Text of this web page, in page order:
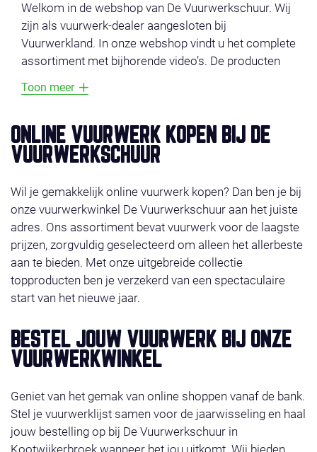
Welkom in de webshop van De Vuurwerkschuur. Wij
zijn als vuurwerk-dealer aangesloten bij
Vuurwerkland. In onze webshop vindt u het complete
assortiment met bijhorende video’s. De producten
zoals: voordeel vuurwerk, compounds, cakes,
bestel uw vuurwerk online. Bovendien profiteert u
van acties en gratis vuurwerk. Het vuurwerk ligt klaar
op de door u gekozen afhaaldag 29, 30 of 31
december 2025. Voor vragen kunt u ons bellen of
mailen. Wij wensen u veel shop plezier! Met
vriendelijke groet, Team De Vuurwerkschuur
Toon meer
ONLINE VUURWERK KOPEN BIJ DE
VUURWERKSCHUUR
Wil je gemakkelijk online vuurwerk kopen? Dan ben je bij
onze vuurwerkwinkel De Vuurwerkschuur aan het juiste
adres. Ons assortiment bevat vuurwerk voor de laagste
prijzen, zorgvuldig geselecteerd om alleen het allerbeste
aan te bieden. Met onze uitgebreide collectie
topproducten ben je verzekerd van een spectaculaire
start van het nieuwe jaar.
BESTEL JOUW VUURWERK BIJ ONZE
VUURWERKWINKEL
Geniet van het gemak van online shoppen vanaf de bank.
Stel je vuurwerklijst samen voor de jaarwisseling en haal
jouw bestelling op bij De Vuurwerkschuur in
Kootwijkerbroek wanneer het jou uitkomt. Wij bieden